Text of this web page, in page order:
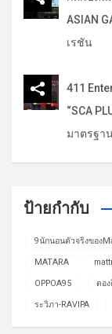
ASIAN
เรชัน
411
“SCA
มาตรฐา
ป้ายกำกับ
9นักนอนตัวจริงของ
MATARA
OPPOA95 ดอง
ระวิภา-RAVIPA